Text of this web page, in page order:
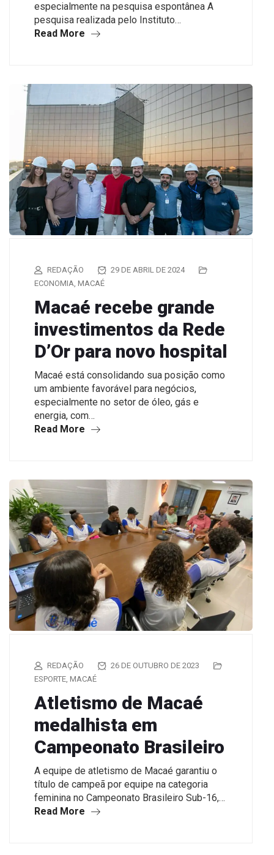
especialmente na pesquisa espontânea A
pesquisa realizada pelo Instituto…
Read More
REDAÇÃO
29 DE ABRIL DE 2024
ECONOMIA, MACAÉ
Macaé recebe grande
investimentos da Rede
D’Or para novo hospital
Macaé está consolidando sua posição como
um ambiente favorável para negócios,
especialmente no setor de óleo, gás e
energia, com…
Read More
REDAÇÃO
26 DE OUTUBRO DE 2023
ESPORTE MACAÉ
Atletismo de Macaé
medalhista em
Campeonato Brasileiro
A equipe de atletismo de Macaé garantiu o
título de campeã por equipe na categoria
feminina no Campeonato Brasileiro Sub-16,…
Read More